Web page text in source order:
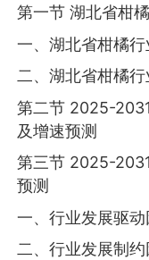
第一节 湖北省柑
一、湖北省柑橘
二、湖北省柑橘
第二节 2025-
及增速预测
第三节 2025-
预测
一、行业发展驱
二、行业发展制